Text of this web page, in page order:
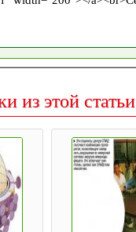
из этой статьи